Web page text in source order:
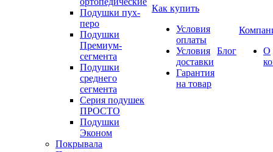
Подушки пух-
перо
Подушки
Премиум-
сегмента
Подушки
среднего
сегмента
Серия подушек
ПРОСТО
Подушки
Эконом
Покрывала
Как купить
Условия
оплаты
Условия
доставки
Гарантия
на товар
Блог
О